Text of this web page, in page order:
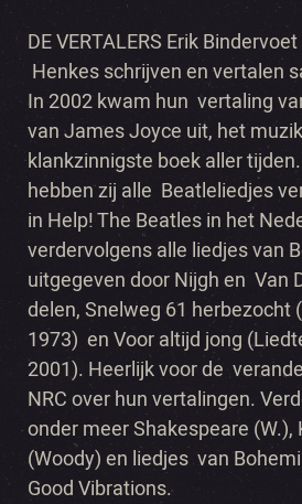
DE VERTALERS Erik
Henkes schrijven en vertalen
In 2002 kwam hun vertaling
van James Joyce uit, het
klankzinnigste boek aller
hebben zij alle Beatleliedjes
in Help! The Beatles in het
verdervolgens alle liedjes van
uitgegeven door Nijgh en Van
delen, Snelweg 61 herbezocht
1973) en Voor altijd jong
2001). Heerlijk voor de
NRC over hun vertalingen.
onder meer Shakespeare (W.),
(Woody) en liedjes van
Good Vibrations.